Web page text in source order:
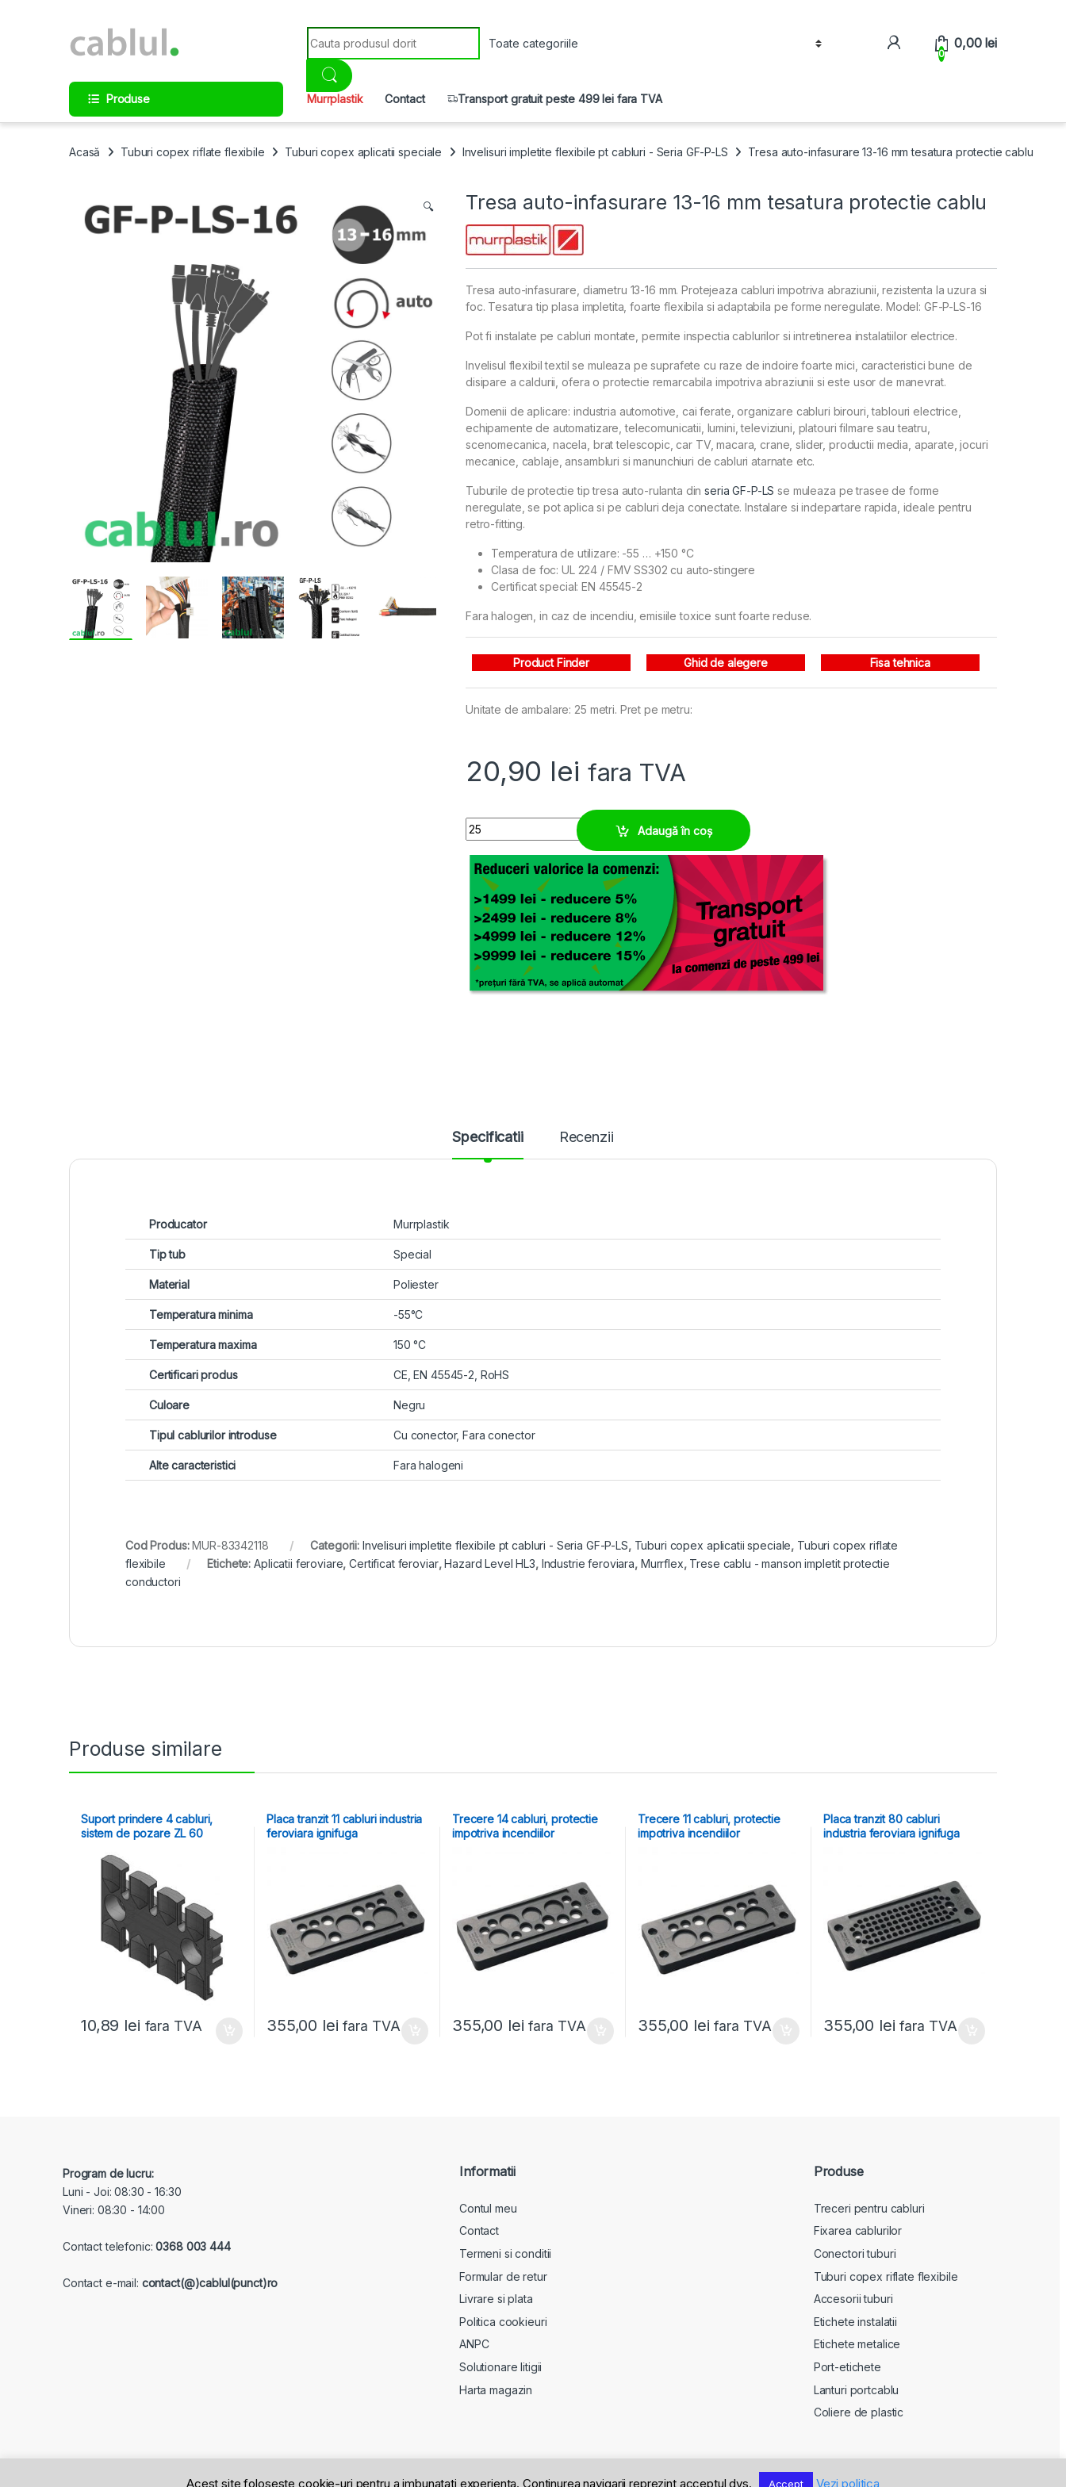
Search for:
0
0,00 lei
Produse Murrplastik Contact Transport gratuit peste 499 lei fara TVA
Acasă Tuburi copex riflate flexibile Tuburi copex aplicatii speciale Invelisuri impletite flexibile pt cabluri - Seria GF-P-LS Tresa auto-infasurare 13-16 mm tesatura protectie cablu
🔍 Tresa auto-infasurare 13-16 mm tesatura protectie cablu
Tresa auto-infasurare, diametru 13-16 mm. Protejeaza cabluri impotriva abraziunii, rezistenta la uzura si
foc. Tesatura tip plasa impletita, foarte flexibila si adaptabila pe forme neregulate. Model: GF-P-LS-16
Pot fi instalate pe cabluri montate, permite inspectia cablurilor si intretinerea instalatiilor electrice.
Invelisul flexibil textil se muleaza pe suprafete cu raze de indoire foarte mici, caracteristici bune de
disipare a caldurii, ofera o protectie remarcabila impotriva abraziunii si este usor de manevrat.
Domenii de aplicare: industria automotive, cai ferate, organizare cabluri birouri, tablouri electrice,
echipamente de automatizare, telecomunicatii, lumini, televiziuni, platouri filmare sau teatru,
scenomecanica, nacela, brat telescopic, car TV, macara, crane, slider, productii media, aparate, jocuri
mecanice, cablaje, ansambluri si manunchiuri de cabluri atarnate etc.
Tuburile de protectie tip tresa auto-rulanta dinseria GF-P-LS se muleaza pe trasee de forme
neregulate, se pot aplica si pe cabluri deja conectate. Instalare si indepartare rapida, ideale pentru
retro-fitting.
Temperatura de utilizare: -55 … +150 °C
Clasa de foc: UL 224 / FMV SS302 cu auto-stingere
Certificat special: EN 45545-2
Fara halogen, in caz de incendiu, emisiile toxice sunt foarte reduse.
Product Finder Ghid de alegere Fisa tehnica
Unitate de ambalare: 25 metri. Pret pe metru:
20,90 lei fara TVA
Tresa auto-infasurare 13-16 mm tesatura protectie cablu quantity
Adaugă în coș
Specificatii Recenzii
Producator Murrplastik
Tip tub Special
Material Poliester
Temperatura minima -55°C
Temperatura maxima 150 °C
Certificari produs CE, EN 45545-2, RoHS
Culoare Negru
Tipul cablurilor introduse Cu conector, Fara conector
Alte caracteristici Fara halogeni
Cod Produs:MUR-83342118 Categorii: Invelisuri impletite flexibile pt cabluri - Seria GF-P-LS, Tuburi copex aplicatii speciale, Tuburi copex riflate
flexibile
Etichete:Aplicatii feroviare,Certificat feroviar,Hazard Level HL3, Industrie feroviara, Murrflex, Trese cablu - manson impletit protectie
conductori
Produse similare
Suport prindere 4 cabluri,
sistem de pozare ZL 60
10,89 lei fara TVA
Placa tranzit 11 cabluri industria
feroviara ignifuga
355,00 lei fara TVA
Trecere 14 cabluri, protectie
impotriva incendiilor
355,00 lei fara TVA
Trecere 11 cabluri, protectie
impotriva incendiilor
355,00 lei fara TVA
Placa tranzit 80 cabluri
industria feroviara ignifuga
355,00 lei fara TVA
Program de lucru:
Luni - Joi: 08:30 - 16:30
Vineri: 08:30 - 14:00
Contact telefonic:0368 003 444
Contact e-mail: contact(@)cablul(punct)ro
Informatii
Contul meu
Contact
Termeni si conditii
Formular de retur
Livrare si plata
Politica cookieuri
ANPC
Solutionare litigii
Harta magazin
Produse
Treceri pentru cabluri
Fixarea cablurilor
Conectori tuburi
Tuburi copex riflate flexibile
Accesorii tuburi
Etichete instalatii
Etichete metalice
Port-etichete
Lanturi portcablu
Coliere de plastic
Acest site foloseste cookie-uri pentru a imbunatati experienta. Continurea navigarii reprezint acceptul dvs. Accept Vezi politica